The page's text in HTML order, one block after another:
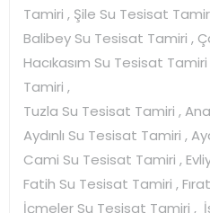
Tamiri , Şile Su Tesisat
Balibey Su Tesisat Tamiri ,
Hacıkasım Su Tesisat
Tamiri ,
Tuzla Su Tesisat Tamiri ,
Aydınlı Su Tesisat Tamiri ,
Cami Su Tesisat Tamiri ,
Fatih Su Tesisat Tamiri ,
İçmeler Su Tesisat Tamiri ,